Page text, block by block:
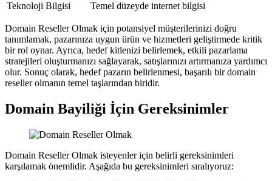
Teknoloji Bilgisi
Temel düzeyde internet bilgisi
Domain Reseller Olmak için potansiyel müşterilerinizi doğru
tanımlamak, pazarınıza uygun ürün ve hizmetleri geliştirmede kritik
bir rol oynar. Ayrıca, hedef kitlenizi belirlemek, etkili pazarlama
stratejileri oluşturmanızı sağlayarak, satışlarınızı artırmanıza yardımcı
olur. Sonuç olarak, hedef pazarın belirlenmesi, başarılı bir domain
reseller olmanın temel taşlarından biridir.
Domain Bayiliği İçin Gereksinimler
Domain Reseller Olmak isteyenler için belirli gereksinimleri
karşılamak önemlidir. Aşağıda bu gereksinimleri sıralıyoruz: